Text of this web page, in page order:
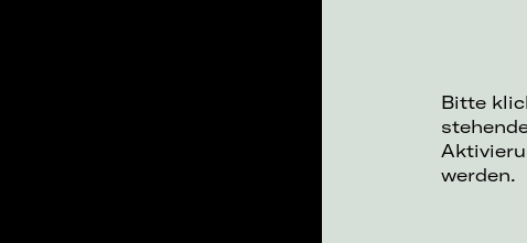
Bitte
werden.